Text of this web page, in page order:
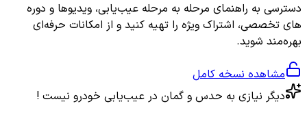
دسترسی به راهنمای مرحله به مرحله عیب‌یابی، ویدیوها و دوره
های تخصصی، اشتراک ویژه را تهیه کنید و از امکانات حرفه‌ای
بهره‌مند شوید.
مشاهده نسخه کامل
دیگر نیازی به حدس و گمان در عیب‌یابی خودرو نیست !